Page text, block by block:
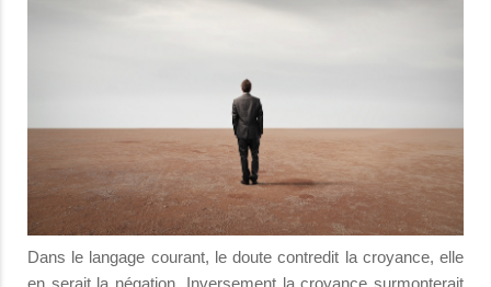
Dans le langage courant, le doute contredit la croyance, elle
en serait la négation. Inversement la croyance surmonterait